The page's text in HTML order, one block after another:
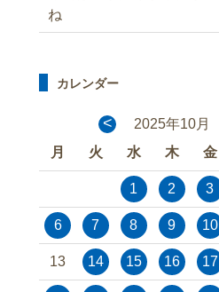
ね
カレンダー
< 2025年10月
月 火 水 木 金
1 2 3
6 7 8 9 10
13 14 15 16 17